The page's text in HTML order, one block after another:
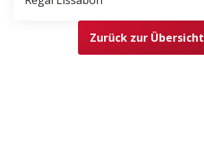
Zurück zur Übersicht